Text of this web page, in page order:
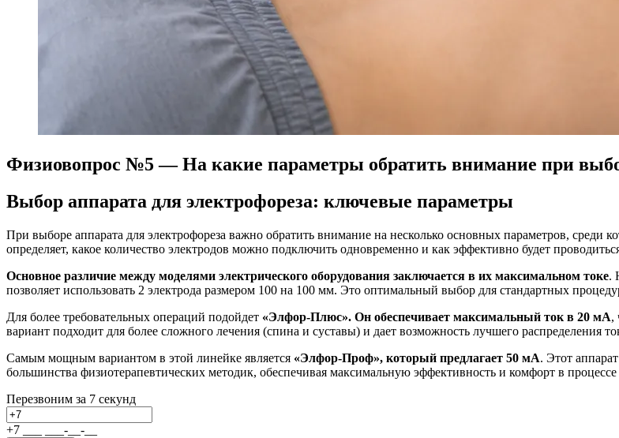
Физиовопрос №5 — На какие параметры обратить внимание при
Выбор аппарата для электрофореза: ключевые параметры
При выборе аппарата для электрофореза важно обратить внимание на несколько основных параметров, среди
определяет, какое количество электродов можно подключить одновременно и как эффективно будет
Основное различие между моделями электрического оборудования заключается в их максимальном токе.
позволяет использовать 2 электрода размером 100 на 100 мм. Это оптимальный выбор для стандартных
Для более требовательных операций подойдет «Элфор-Плюс». Он обеспечивает максимальный ток в 20 мА,
вариант подходит для более сложного лечения (спина и суставы) и дает возможность лучшего распределения
Самым мощным вариантом в этой линейке является «Элфор-Проф», который предлагает 50 мА. Этот
большинства физиотерапевтических методик, обеспечивая максимальную эффективность и комфорт в процессе
Перезвоним за 7 секунд
+7 - -